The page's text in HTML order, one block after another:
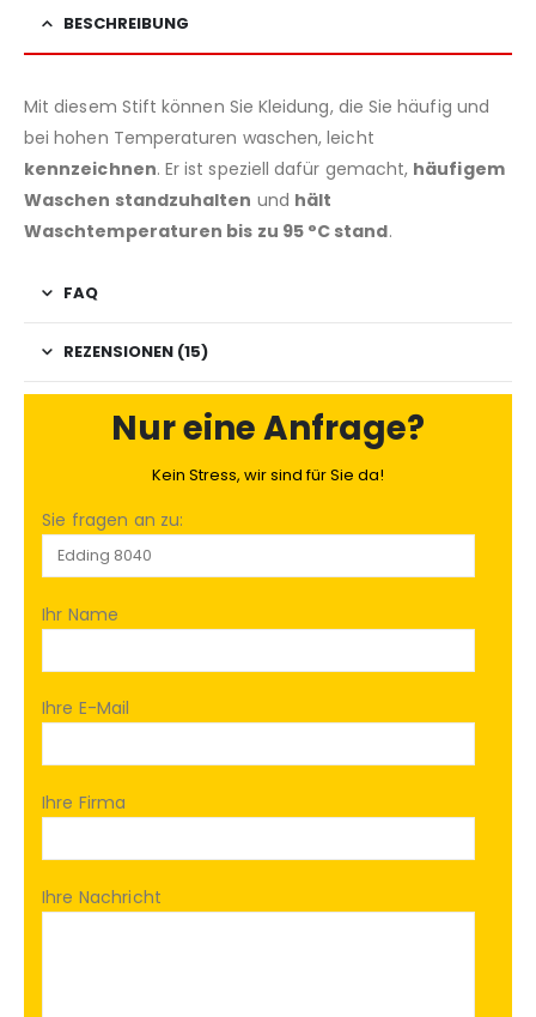
BESCHREIBUNG
Mit diesem Stift können Sie Kleidung, die Sie häufig und
bei hohen Temperaturen waschen, leicht
kennzeichnen. Er ist speziell dafür gemacht, häufigem
Waschen standzuhalten und hält
Waschtemperaturen bis zu 95 °C stand.
FAQ
REZENSIONEN (15)
Nur eine Anfrage?
Kein Stress, wir sind für Sie da!
Sie fragen an zu:
Ihr Name
Ihre E-Mail
Ihre Firma
Ihre Nachricht